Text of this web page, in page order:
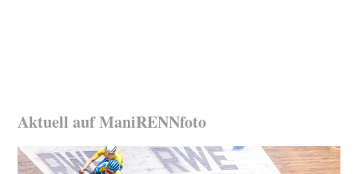
Aktuell auf ManiRENNfoto